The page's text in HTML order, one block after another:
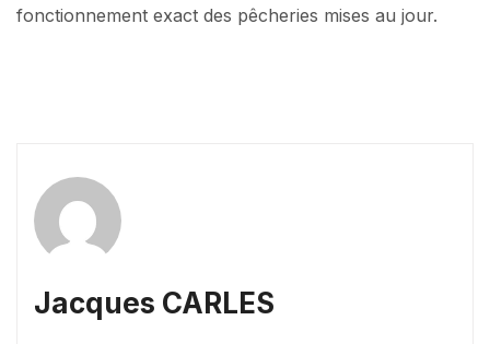
fonctionnement exact des pêcheries mises au jour.
Jacques CARLES